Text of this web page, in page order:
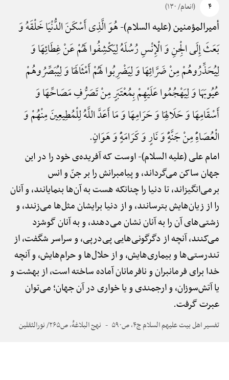
۴ (انعام/ ۱۳۰)
أمیرالمؤمنین (علیه السلام)-هُوَ الَّذِی أَسْکَنَ الدُّنْیَا خَلْقَهُ وَ
بَعَثَ إِلَی الْجِنِ وَ الْإِنْسِ رُسُلَهُ لِیَکْشِفُوا لَهُمْ عَنْ غِطَائِهَا وَ
لِیُحَذِّرُوهُمْ مِنْ ضَرَّائِهَا وَ لِیَضْرِبُوا لَهُمْ أَمْثَالَهَا وَ لِیُبَصِّرُوهُمْ
عُیُوبَهَا وَ لِیَهْجُمُوا عَلَیْهِمْ بِمُعْتَبَرٍ مِنْ تَصَرُّفِ مَصَاحِّهَا وَ
أَسْقَامِهَا وَ حَلَالِهَا وَ حَرَامِهَا وَ مَا أَعَدَّ اللَّهُ لِلْمُطِیعِینَ مِنْهُمْ وَ
الْعُصَاهًِْ مِنْ جَنَّهًٍْ وَ نَارٍ وَ کَرَامَهًٍْ وَ هَوَانٍ.
امام علی (علیه السلام)-اوست که آفریده‌ی خود را در این
جهان ساکن می‌گرداند، و پیامبرانش را بر جنّ و انس
برمی‌انگیزاند، تا دنیا را چنانکه هست به آن‌ها بنمایانند، و آنان
را از زیان‌هایش بترسانند، و از دنیا برایشان مثل‌ها می‌زنند، و
زشتی‌های آن را به آنان نشان می‌دهند، و به آنان گوشزد
می‌کنند، آنچه از دگرگونی‌هایی پی‌درپی، و سراسر شگفت، از
تندرستی‌ها و بیماری‌هایش، و از حلال‌ها و حرام‌هایش، و آنچه
خدا برای فرمانبران و نافرمانان آماده ساخته است، از بهشت و
یا آتش‌سوزان، و ارجمندی و یا خواری در آن جهان؛ می‌توان
عبرت گرفت.
تفسیر اهل بیت علیهم السلام ج۴، ص۵۹۰ نهج البلاغهًْ، ص۲۶۵/ نورالثقلین